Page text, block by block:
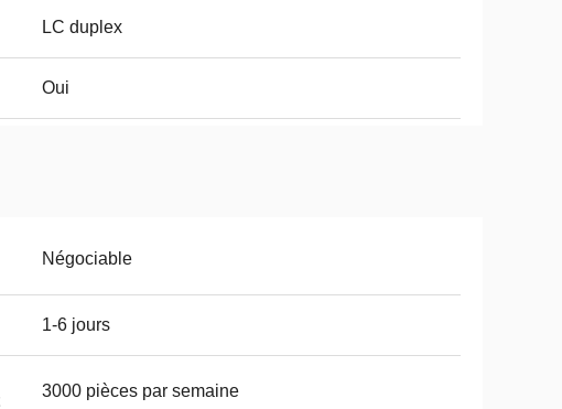
LC duplex
Oui
Négociable
1-6 jours
3000 pièces par semaine